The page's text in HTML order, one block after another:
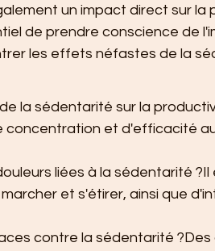
un impact direct sur
de prendre conscience de
les effets néfastes de la
la sédentarité sur la
concentration et d'efficacité
liées à la sédentarité
et s'étirer, ainsi que
contre la sédentarité ?Des